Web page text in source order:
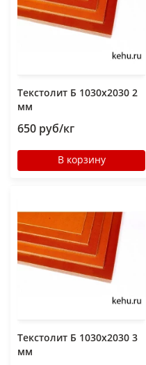
Текстолит Б 1030х2030 2
мм
650 руб/кг
В корзину
Текстолит Б 1030х2030 3
мм